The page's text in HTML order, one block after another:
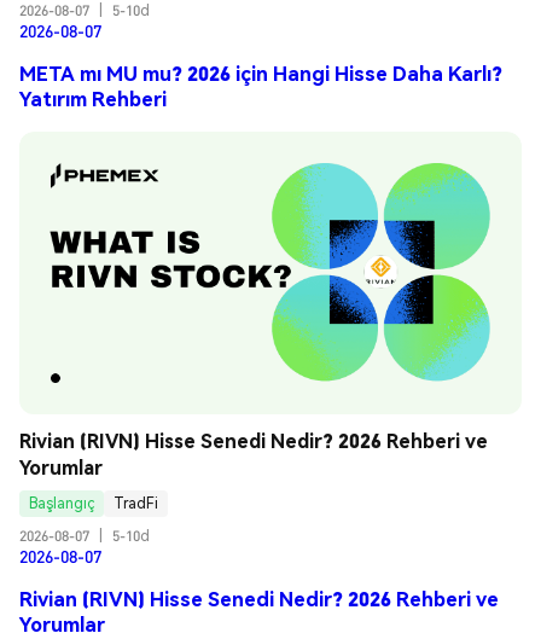
2026-08-07
5-10d
2026-08-07
META mı MU mu? 2026 için Hangi Hisse Daha Karlı?
Yatırım Rehberi
Rivian (RIVN) Hisse Senedi Nedir? 2026 Rehberi ve
Yorumlar
Başlangıç
TradFi
2026-08-07
5-10d
2026-08-07
Rivian (RIVN) Hisse Senedi Nedir? 2026 Rehberi ve
Yorumlar